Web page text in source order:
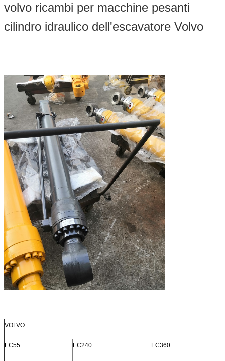
volvo ricambi per macchine pesanti
cilindro idraulico dell'escavatore Volvo
VOLVO
EC55 EC240 EC360